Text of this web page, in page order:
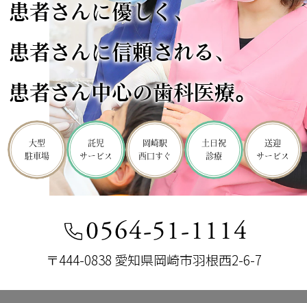
患者さんに優しく、
患者さんに信頼される、
患者さん中心の歯科医療。
大型
駐車場
託児
サービス
岡崎駅
西口すぐ
土日祝
診療
送迎
サービス
インプラント 矯正歯科 歯周病治療 小児歯科 訪問診療
0564-51-1114
〒444-0838 愛知県岡崎市羽根西2-6-7